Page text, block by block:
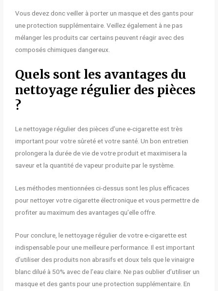
Vous devez donc veiller à porter un masque et des gants pour
une protection supplémentaire. Veillez également à ne pas
mélanger les produits car certains peuvent réagir avec des
composés chimiques dangereux.
Quels sont les avantages du
nettoyage régulier des pièces
?
Le nettoyage régulier des pièces d’une e-cigarette est très
important pour votre sûreté et votre santé. Un bon entretien
prolongera la durée de vie de votre produit et maximisera la
saveur et la quantité de vapeur produite par le système.
Les méthodes mentionnées ci-dessus sont les plus efficaces
pour nettoyer votre cigarette électronique et vous permettre de
profiter au maximum des avantages qu’elle offre.
Pour conclure, le nettoyage régulier de votre e-cigarette est
indispensable pour une meilleure performance. Il est important
d’utiliser des produits non abrasifs et doux tels que le vinaigre
blanc dilué à 50% avec de l’eau claire. Ne pas oublier d’utiliser un
masque et des gants pour une protection supplémentaire. En